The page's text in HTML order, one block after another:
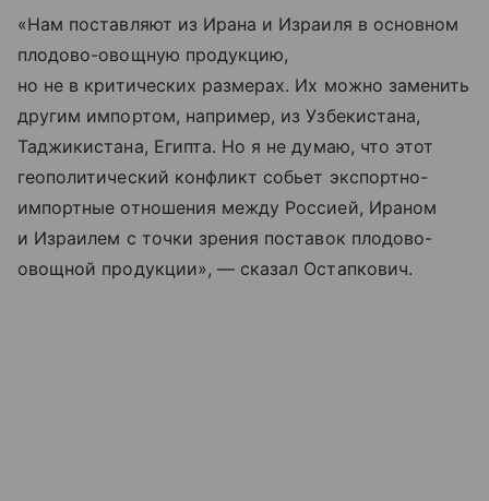
«Нам поставляют из Ирана и Израиля в основном
плодово-овощную продукцию,
но не в критических размерах. Их можно заменить
другим импортом, например, из Узбекистана,
Таджикистана, Египта. Но я не думаю, что этот
геополитический конфликт собьет экспортно-
импортные отношения между Россией, Ираном
и Израилем с точки зрения поставок плодово-
овощной продукции», — сказал Остапкович.